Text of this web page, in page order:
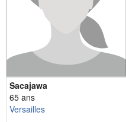
Sacajawa
65 ans
Versailles